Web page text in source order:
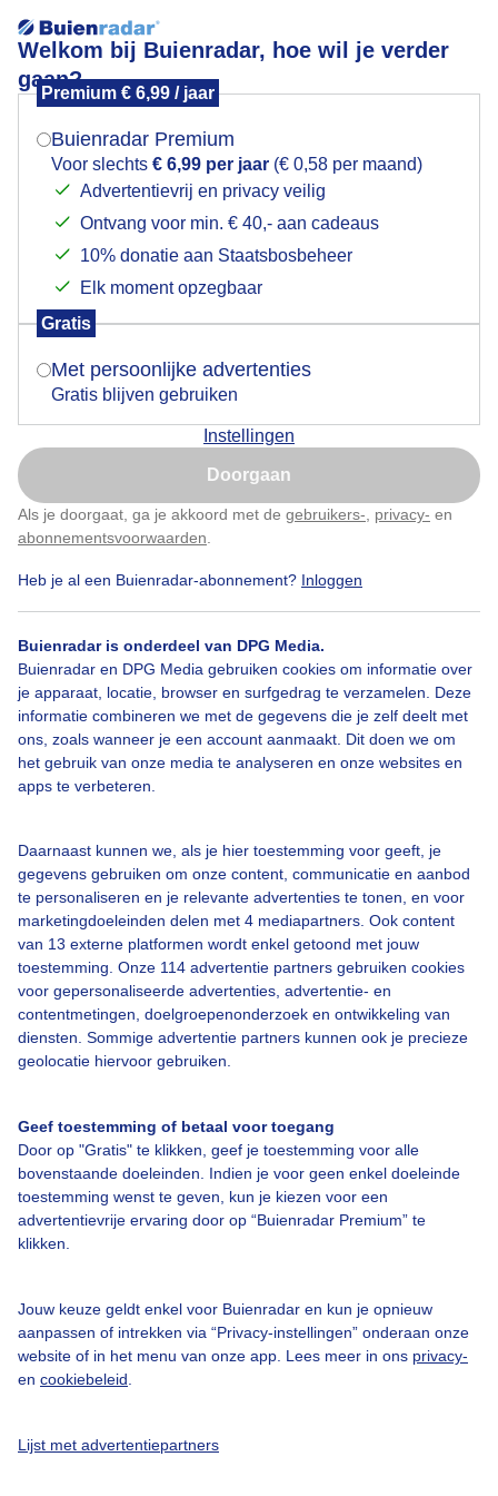
Welkom bij Buienradar, hoe wil je verder
gaan?
Premium € 6,99 / jaar
Buienradar Premium
Voor slechts € 6,99 per jaar (€ 0,58 per maand)
Advertentievrij en privacy veilig
Ontvang voor min. € 40,- aan cadeaus
10% donatie aan Staatsbosbeheer
Elk moment opzegbaar
Gratis
Met persoonlijke advertenties
Gratis blijven gebruiken
Instellingen
Doorgaan
Als je doorgaat, ga je akkoord met de gebruikers- privacy- en
abonnementsvoorwaarden
Heb je al een Buienradar-abonnement? Inloggen
Buienradar is onderdeel van DPG Media.
Buienradar en DPG Media gebruiken cookies om informatie over
je apparaat, locatie, browser en surfgedrag te verzamelen. Deze
informatie combineren we met de gegevens die je zelf deelt met
ons, zoals wanneer je een account aanmaakt. Dit doen we om
het gebruik van onze media te analyseren en onze websites en
apps te verbeteren.
Daarnaast kunnen we, als je hier toestemming voor geeft, je
gegevens gebruiken om onze content, communicatie en aanbod
te personaliseren en je relevante advertenties te tonen, en voor
marketingdoeleinden delen met 4 mediapartners. Ook content
van 13 externe platformen wordt enkel getoond met jouw
toestemming. Onze 114 advertentie partners gebruiken cookies
voor gepersonaliseerde advertenties, advertentie- en
contentmetingen, doelgroepenonderzoek en ontwikkeling van
diensten. Sommige advertentie partners kunnen ook je precieze
geolocatie hiervoor gebruiken.
Geef toestemming of betaal voor toegang
Door op "Gratis" te klikken, geef je toestemming voor alle
bovenstaande doeleinden. Indien je voor geen enkel doeleinde
toestemming wenst te geven, kun je kiezen voor een
advertentievrije ervaring door op “Buienradar Premium” te
klikken.
Jouw keuze geldt enkel voor Buienradar en kun je opnieuw
aanpassen of intrekken via “Privacy-instellingen” onderaan onze
website of in het menu van onze app. Lees meer in ons privacy-
en cookiebeleid
Lijst met advertentiepartners
Lente
Door: ria brasser Gemaakt: 01-03-2025, 91x bekeken
Meteorologischelente Natuur Lente
Bekijk slideshow
Over Buienradar
Bedrijfsgegevens
Contact
Toegankelijkheid
Gebruikersvoorwaarden
Adverteren
Privacy beleid
Cookie beleid
Mogen we je locatie gebruiken voor het
Indien je hier nog geen akkoord op hebt gegeven,
verschijnt er zo een pop-up uit je browser waarin
Is goed, toon de popup
Nu niet, misschien later
Klik hierom dit aan te passen